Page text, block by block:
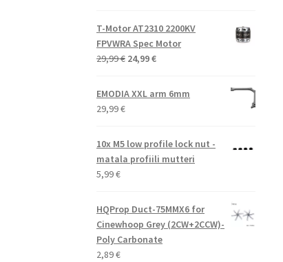
T-Motor AT2310 2200KV
FPVWRA Spec Motor
29,99€ Alkuperäinen
oli:
24,99€Nykyinen
EMODIA XXL arm 6mm
29,99€
10x M5 low profile lock nut -
matala profiili mutteri
5,99€
HQProp Duct-75MMX6 for
Cinewhoop Grey (2CW+2CCW)-
Poly Carbonate
2,89€